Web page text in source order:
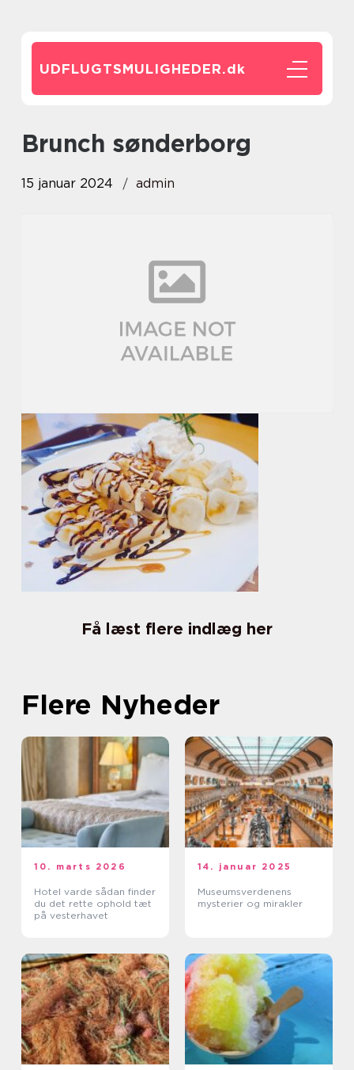
UDFLUGTSMULIGHEDER.dk
brunch sønderborg
15 januar 2024 admin
Få læst flere indlæg her
Flere Nyheder
10. marts 2026
Hotel varde sådan finder
du det rette ophold tæt
på vesterhavet
14. januar 2025
Museumsverdenens
mysterier og mirakler